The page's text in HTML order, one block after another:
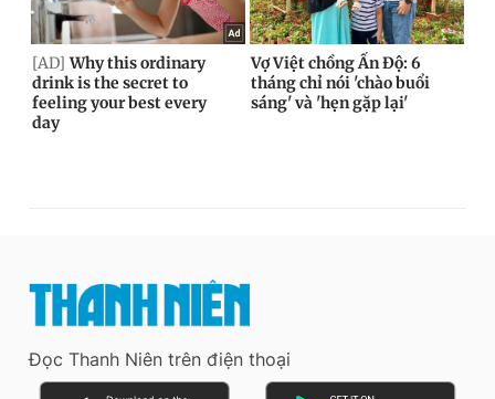
Đọc Thanh Niên trên điện thoại